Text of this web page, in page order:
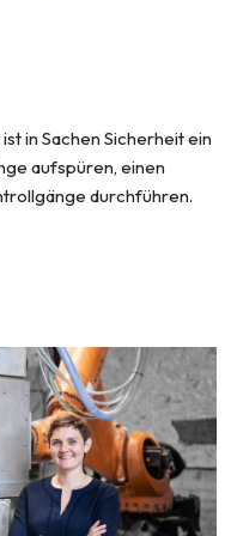
in Sachen Sicherheit ein
aufspüren, einen
durchführen.